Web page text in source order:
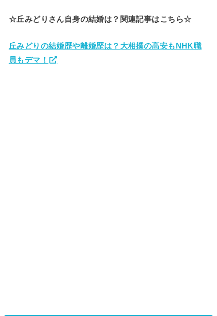
☆丘みどりさん自身の結婚は？関連記事はこちら☆
丘みどりの結婚歴や離婚歴は？大相撲の高安もNHK職
員もデマ！